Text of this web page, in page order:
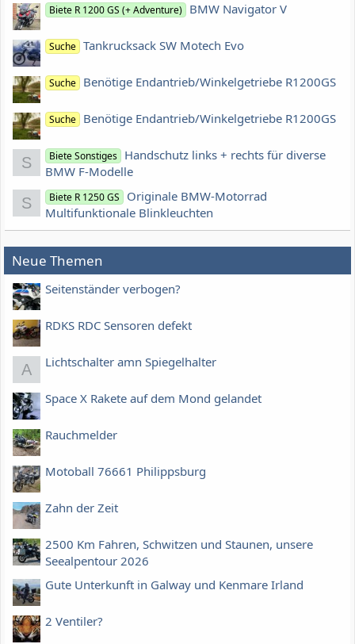
Biete R 1200 GS (+ Adventure) BMW Navigator V
Suche Tankrucksack SW Motech Evo
Suche Benötige Endantrieb/Winkelgetriebe R1200GS
Suche Benötige Endantrieb/Winkelgetriebe R1200GS
S Biete Sonstiges Handschutz links + rechts für diverse
BMW F-Modelle
S Biete R 1250 GS
Originale BMW-Motorrad
Multifunktionale Blinkleuchten
Neue Themen
Seitenständer verbogen?
RDKS RDC Sensoren defekt
A Lichtschalter amn Spiegelhalter
Space X Rakete auf dem Mond gelandet
Rauchmelder
Motoball 76661 Philippsburg
Zahn der Zeit
2500 Km Fahren, Schwitzen und Staunen, unsere
Seealpentour 2026
Gute Unterkunft in Galway und Kenmare Irland
2 Ventiler?